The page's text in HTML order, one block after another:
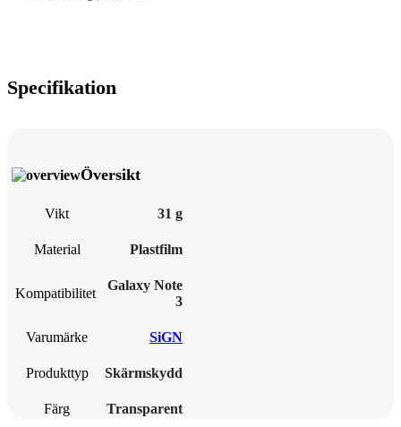
Specifikation
Översikt
Vikt 31 g
Material Plastfilm
Kompatibilitet
Galaxy Note
3
Varumärke SiGN
Produkttyp Skärmskydd
Färg Transparent